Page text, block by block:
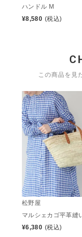
ハンドル M
¥8,580 (税込)
この商品を見
松野屋
マルシェカゴ平革縫
¥6,380 (税込)